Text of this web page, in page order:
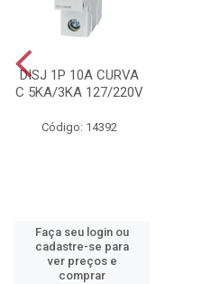
DISJ 1P 10A CURVA
C 5KA/3KA 127/220V
Código: 14392
Faça seu login ou
cadastre-se para
ver preços e
comprar